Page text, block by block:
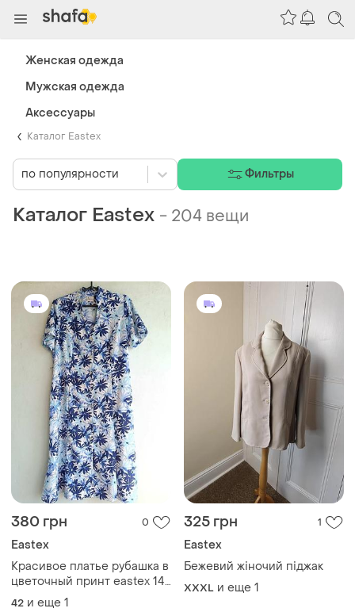
Каталог Eastex
Каталог Eastex - 204 вещи
380 грн 0
Eastex
Красивое платье рубашка в
цветочный принт eastex 14
размер
42 и еще 1
325 грн 1
Eastex
Бежевий жіночий піджак
XXXL и еще 1
по популярности Фильтры
Женская одежда
Мужская одежда
Аксессуары